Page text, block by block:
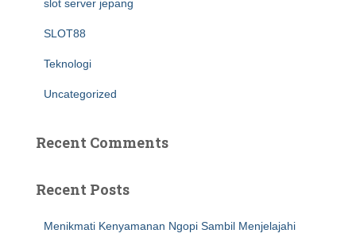
slot server jepang
SLOT88
Teknologi
Uncategorized
Recent Comments
Recent Posts
Menikmati Kenyamanan Ngopi Sambil Menjelajahi